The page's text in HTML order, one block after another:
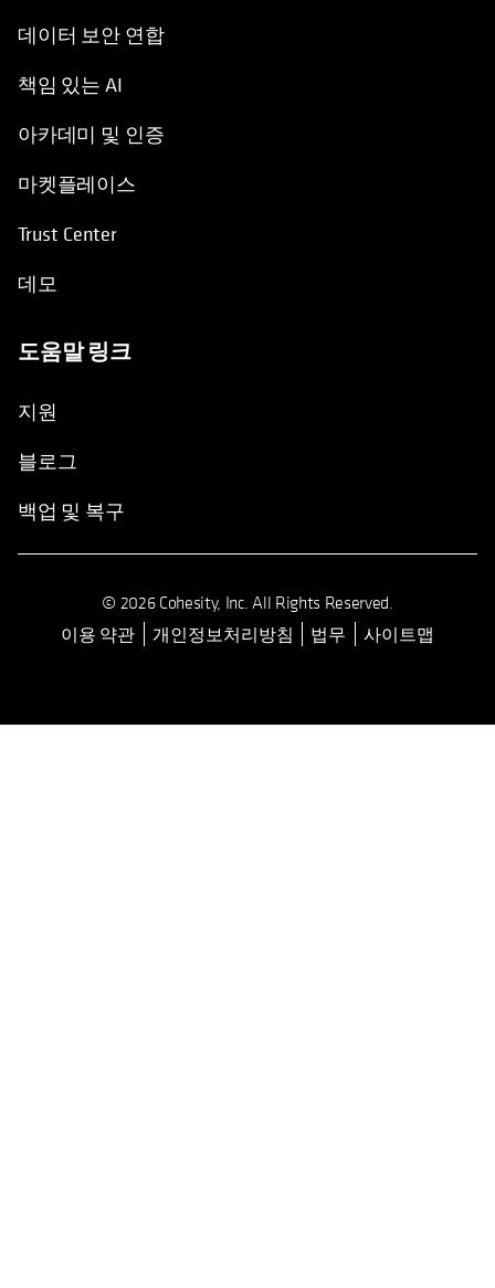
데이터 보안 연합
책임 있는 AI
아카데미 및 인증
마켓플레이스
Trust Center
데모
도움말 링크
지원
블로그
백업 및 복구
© 2026 Cohesity, Inc. All Rights Reserved.
이용 약관 개인정보처리방침 법무 사이트맵